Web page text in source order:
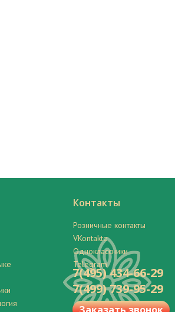
Контакты
Розничные контакты
VKontakte
Одноклассники
Telegram
7(495) 434-66-29
7(499) 739-95-29